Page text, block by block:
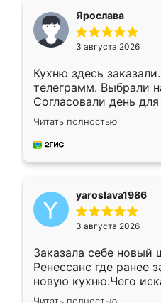
Ярослава
3 августа 2026
Кухню здесь
телеграмм. Выбрали
Согласовали день
недели кухня была
довольны работой.
мебель за
Читать полностью
yaroslava1986
3 августа 2026
Заказала себе новый
Ренессанс где ранее
новую кухню.Чего
вполне довольна.